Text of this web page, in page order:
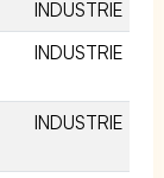
INDUSTRIE
INDUSTRIE
INDUSTRIE